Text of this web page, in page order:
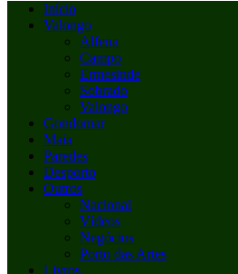
Início
Valongo
Alfena
Campo
Ermesinde
Sobrado
Valongo
Gondomar
Maia
Paredes
Desporto
Outros
Nacional
Vídeos
Negócios
Porto das Artes
Livros